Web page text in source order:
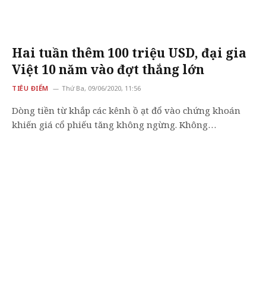
Hai tuần thêm 100 triệu USD, đại gia
Việt 10 năm vào đợt thắng lớn
TIÊU ĐIỂM Thứ Ba, 09/06/2020, 11:56
Dòng tiền từ khắp các kênh ồ ạt đổ vào chứng khoán
khiến giá cổ phiếu tăng không ngừng. Không…